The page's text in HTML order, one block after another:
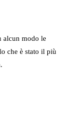
alcun modo le
che è stato il più